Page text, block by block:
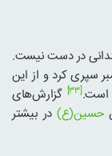
در دست نیست.
سپری کرد و از این
است.[۳۳]
گزارش‌های
حسین(ع)در بیشتر